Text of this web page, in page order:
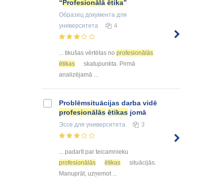
“ Profesionālā ētika”
Образец документа для
университета
4
... tikušas vērtētas no profesionālās
ētikas
skatupunkta. Pirmā
analizējamā ...
Problēmsituācijas darba vidē
profesionālās ētikas jomā
Эссе для университета 3
... padarīt par teicamnieku
profesionālās
ētikas
situācijās.
Manuprāt, uzņemot ...